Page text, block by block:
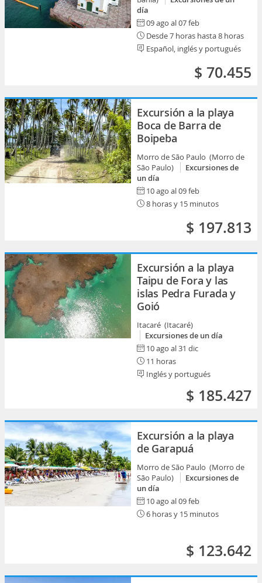
día
09 ago al 07 feb
Desde 7 horas hasta 8 horas
Español, inglés y portugués
$ 70.455
Excursión a la playa
Boca de Barra de
Boipeba
Morro de São Paulo (Morro de
São Paulo)
Excursiones de
un día
10 ago al 09 feb
8 horas y 15 minutos
$ 197.813
Excursión a la playa
Taipu de Fora y las
islas Pedra Furada y
Goió
Itacaré (Itacaré)
Excursiones de un día
10 ago al 31 dic
11 horas
Inglés y portugués
$ 185.427
Excursión a la playa
de Garapuá
Morro de São Paulo (Morro de
São Paulo)
Excursiones de
un día
10 ago al 09 feb
6 horas y 15 minutos
$ 123.642